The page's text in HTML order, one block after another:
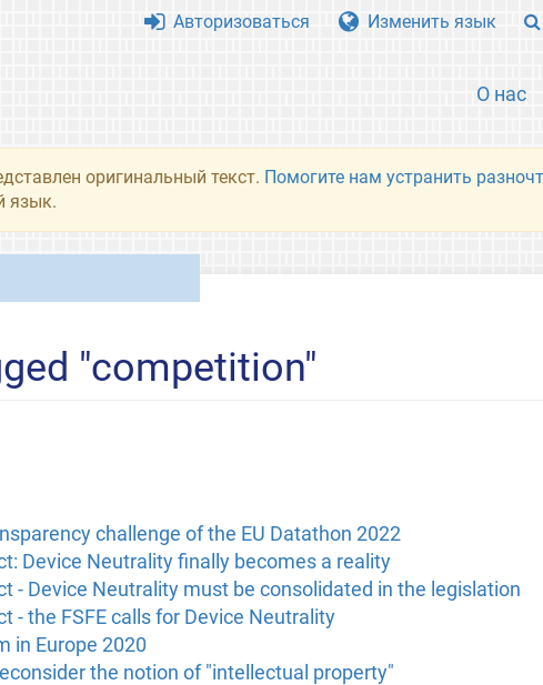
О нас
Авторизоваться Изменить язык
оригинальный текст. Помогите нам устранить
язык.
"competition"
challenge of the EU Datathon 2022
Device Neutrality finally becomes a reality
- Device Neutrality must be consolidated in the legislation
- the FSFE calls for Device Neutrality
in Europe 2020
the notion of "intellectual property"